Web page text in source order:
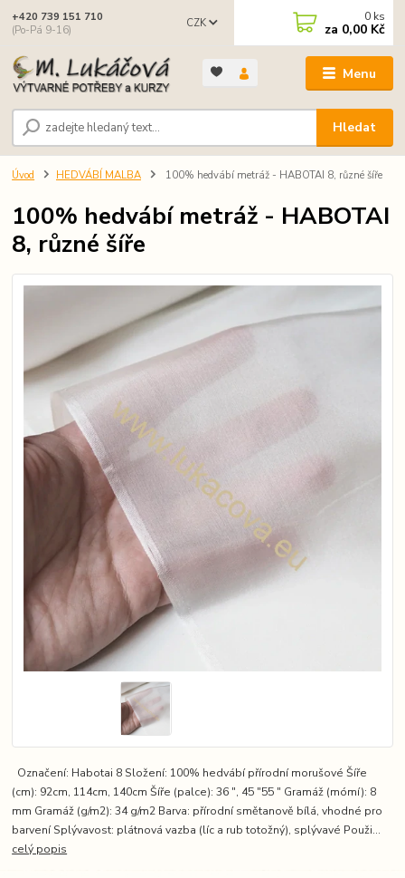
Menu
CZK
Hledat
+420 739 151 710
(Po-Pá 9-16)
0 ks
za 0,00 Kč
Úvod HEDVÁBÍ MALBA 100% hedvábí metráž - HABOTAI 8, různé šíře
100% hedvábí metráž - HABOTAI
8, různé šíře
Označení: Habotai 8 Složení: 100% hedvábí přírodní morušové Šíře
(cm): 92cm, 114cm, 140cm Šíře (palce): 36 ″, 45 ″55 ″ Gramáž (mómí): 8
mm Gramáž (g/m2): 34 g/m2 Barva: přírodní smětanově bílá, vhodné pro
barvení Splývavost: plátnová vazba (líc a rub totožný), splývavé Použi...
celý popis